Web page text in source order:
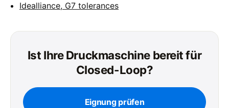
Idealliance, G7 tolerances
Ist Ihre Druckmaschine bereit für
Closed-Loop?
Eignung prüfen